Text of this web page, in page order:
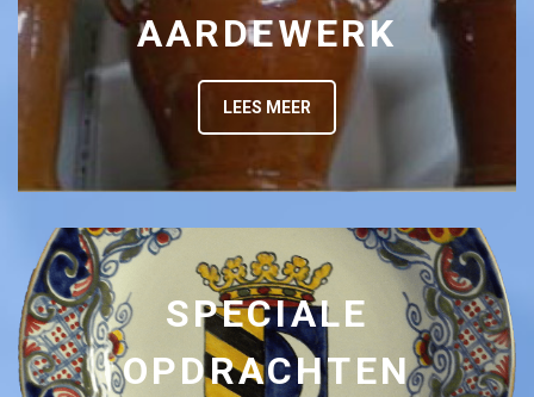
AARDEWERK
LEES MEER
SPECIALE
OPDRACHTEN